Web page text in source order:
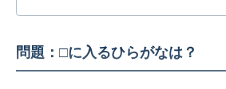
問題：□に入るひらがなは？